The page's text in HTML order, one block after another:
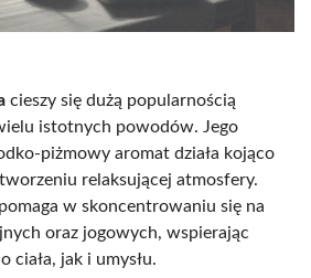
cieszy się dużą popularnością
istotnych powodów. Jego
piżmowy aromat działa kojąco
relaksującej atmosfery.
w skoncentrowaniu się na
oraz jogowych, wspierając
ciała, jak i umysłu.